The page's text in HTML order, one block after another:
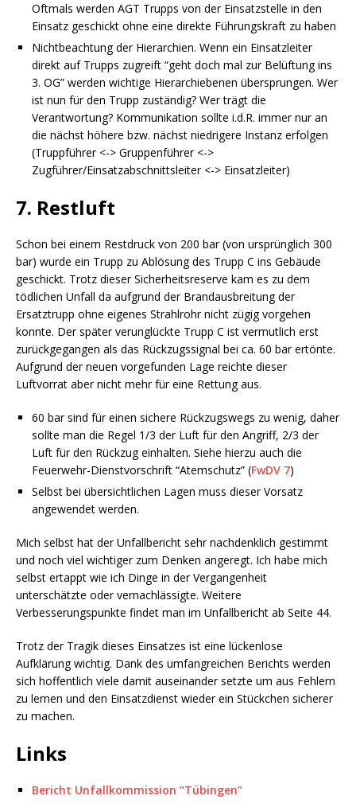
Oftmals werden AGT Trupps von der Einsatzstelle in den
Einsatz geschickt ohne eine direkte Führungskraft zu haben
Nichtbeachtung der Hierarchien. Wenn ein Einsatzleiter
direkt auf Trupps zugreift “geht doch mal zur Belüftung ins
3. OG” werden wichtige Hierarchiebenen übersprungen. Wer
ist nun für den Trupp zuständig? Wer trägt die
Verantwortung? Kommunikation sollte i.d.R. immer nur an
die nächst höhere bzw. nächst niedrigere Instanz erfolgen
(Truppführer <-> Gruppenführer <->
Zugführer/Einsatzabschnittsleiter <-> Einsatzleiter)
7. Restluft
Schon bei einem Restdruck von 200 bar (von ursprünglich 300
bar) wurde ein Trupp zu Ablösung des Trupp C ins Gebäude
geschickt. Trotz dieser Sicherheitsreserve kam es zu dem
tödlichen Unfall da aufgrund der Brandausbreitung der
Ersatztrupp ohne eigenes Strahlrohr nicht zügig vorgehen
konnte. Der später verunglückte Trupp C ist vermutlich erst
zurückgegangen als das Rückzugssignal bei ca. 60 bar ertönte.
Aufgrund der neuen vorgefunden Lage reichte dieser
Luftvorrat aber nicht mehr für eine Rettung aus.
60 bar sind für einen sichere Rückzugswegs zu wenig, daher
sollte man die Regel 1/3 der Luft für den Angriff, 2/3 der
Luft für den Rückzug einhalten. Siehe hierzu auch die
Feuerwehr-Dienstvorschrift “Atemschutz” (FwDV 7)
Selbst bei übersichtlichen Lagen muss dieser Vorsatz
angewendet werden.
Mich selbst hat der Unfallbericht sehr nachdenklich gestimmt
und noch viel wichtiger zum Denken angeregt. Ich habe mich
selbst ertappt wie ich Dinge in der Vergangenheit
unterschätzte oder vernachlässigte. Weitere
Verbesserungspunkte findet man im Unfallbericht ab Seite 44.
Trotz der Tragik dieses Einsatzes ist eine lückenlose
Aufklärung wichtig. Dank des umfangreichen Berichts werden
sich hoffentlich viele damit auseinander setzte um aus Fehlern
zu lernen und den Einsatzdienst wieder ein Stückchen sicherer
zu machen.
Links
Bericht Unfallkommission “Tübingen”